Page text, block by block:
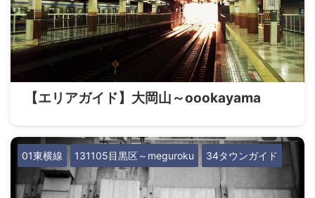
【エリアガイド】大岡山～oookayama
01東横線 131105目黒区～meguroku 34タウンガイド